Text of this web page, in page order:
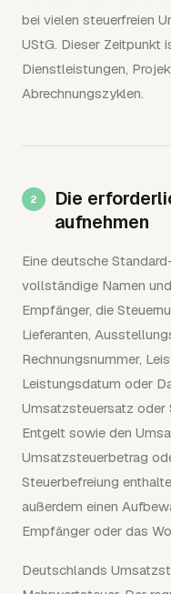
bei vielen steuerfreien
UStG. Dieser Zeitpunkt
Dienstleistungen,
Abrechnungszyklen.
Die
aufnehmen
Eine deutsche
vollständige Namen
Empfänger, die
Lieferanten,
Rechnungsnummer,
Leistungsdatum oder
Umsatzsteuersatz oder
Entgelt sowie den
Umsatzsteuerbetrag
Steuerbefreiung
außerdem einen
Empfänger oder das
Deutschlands